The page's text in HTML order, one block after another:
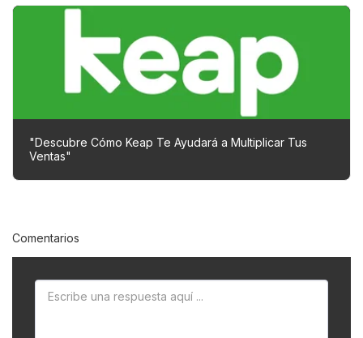
"Descubre Cómo Keap Te Ayudará a Multiplicar Tus
Ventas"
Comentarios